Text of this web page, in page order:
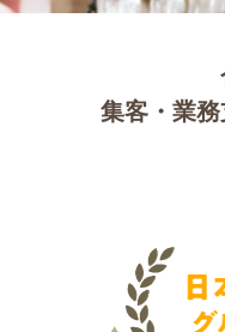
集客・業